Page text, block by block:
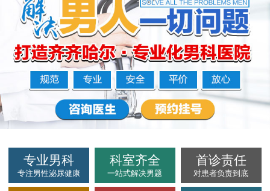
专业男科
专注男性泌尿健康
科室齐全
一站式解决男题
首诊责任
对患者负责到底